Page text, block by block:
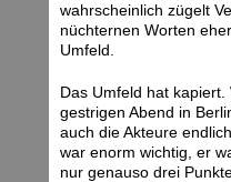
wahrscheinlich zügelt
nüchternen Worten
Umfeld.
Das Umfeld hat
gestrigen Abend in
auch die Akteure
war enorm wichtig, er
nur genauso drei